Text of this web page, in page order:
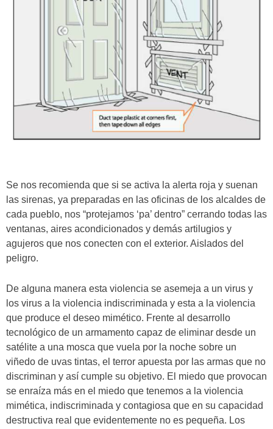
Se nos recomienda que si se activa la alerta roja y suenan
las sirenas, ya preparadas en las oficinas de los alcaldes de
cada pueblo, nos “protejamos ‘pa’ dentro” cerrando todas las
ventanas, aires acondicionados y demás artilugios y
agujeros que nos conecten con el exterior. Aislados del
peligro.
De alguna manera esta violencia se asemeja a un virus y
los virus a la violencia indiscriminada y esta a la violencia
que produce el deseo mimético. Frente al desarrollo
tecnológico de un armamento capaz de eliminar desde un
satélite a una mosca que vuela por la noche sobre un
viñedo de uvas tintas, el terror apuesta por las armas que no
discriminan y así cumple su objetivo. El miedo que provocan
se enraíza más en el miedo que tenemos a la violencia
mimética, indiscriminada y contagiosa que en su capacidad
destructiva real que evidentemente no es pequeña. Los